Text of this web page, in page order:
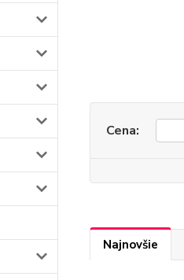
Cena:
Najnovšie